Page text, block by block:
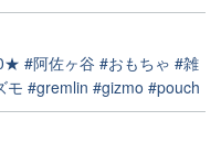
#阿佐ヶ谷 #おもちゃ #雑
モ #gremlin #gizmo #pouch